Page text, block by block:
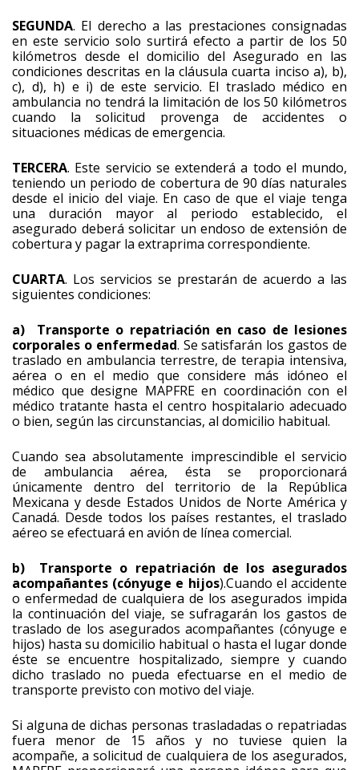
SEGUNDA. El derecho a las prestaciones consignadas
en este servicio solo surtirá efecto a partir de los 50
kilómetros desde el domicilio del Asegurado en las
condiciones descritas en la cláusula cuarta inciso a), b),
c), d), h) e i) de este servicio. El traslado médico en
ambulancia no tendrá la limitación de los 50 kilómetros
cuando la solicitud provenga de accidentes o
situaciones médicas de emergencia.
TERCERA. Este servicio se extenderá a todo el mundo,
teniendo un periodo de cobertura de 90 días naturales
desde el inicio del viaje. En caso de que el viaje tenga
una duración mayor al periodo establecido, el
asegurado deberá solicitar un endoso de extensión de
cobertura y pagar la extraprima correspondiente.
CUARTA. Los servicios se prestarán de acuerdo a las
siguientes condiciones:
a) Transporte o repatriación en caso de lesiones
corporales o enfermedad. Se satisfarán los gastos de
traslado en ambulancia terrestre, de terapia intensiva,
aérea o en el medio que considere más idóneo el
médico que designe MAPFRE en coordinación con el
médico tratante hasta el centro hospitalario adecuado
o bien, según las circunstancias, al domicilio habitual.
Cuando sea absolutamente imprescindible el servicio
de ambulancia aérea, ésta se proporcionará
únicamente dentro del territorio de la República
Mexicana y desde Estados Unidos de Norte América y
Canadá. Desde todos los países restantes, el traslado
aéreo se efectuará en avión de línea comercial.
b) Transporte o repatriación de los asegurados
acompañantes (cónyuge e hijos).Cuando el accidente
o enfermedad de cualquiera de los asegurados impida
la continuación del viaje, se sufragarán los gastos de
traslado de los asegurados acompañantes (cónyuge e
hijos) hasta su domicilio habitual o hasta el lugar donde
éste se encuentre hospitalizado, siempre y cuando
dicho traslado no pueda efectuarse en el medio de
transporte previsto con motivo del viaje.
Si alguna de dichas personas trasladadas o repatriadas
fuera menor de 15 años y no tuviese quien la
acompañe, a solicitud de cualquiera de los asegurados,